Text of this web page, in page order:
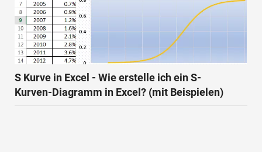
S Kurve in Excel - Wie erstelle ich ein S-
Kurven-Diagramm in Excel? (mit Beispielen)